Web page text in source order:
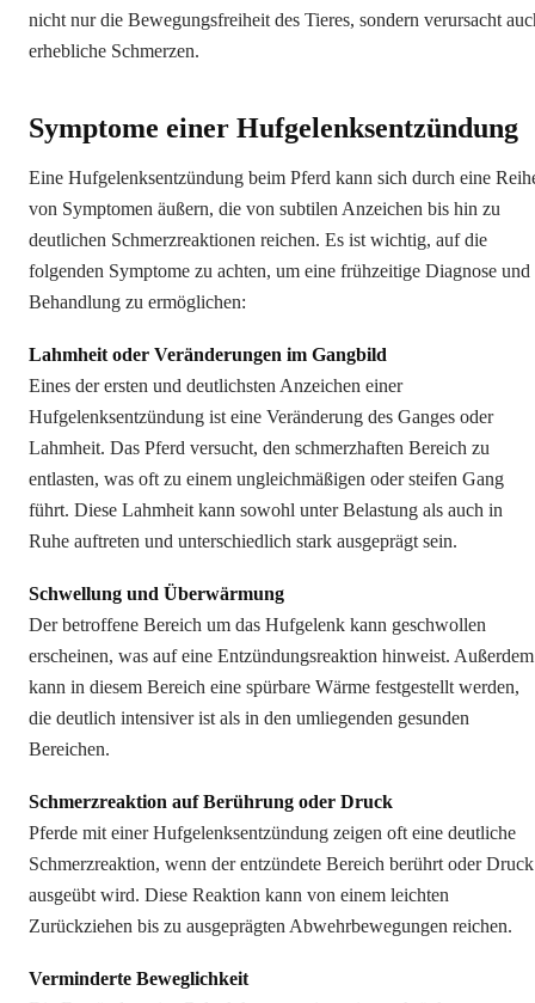
nicht nur die Bewegungsfreiheit des Tieres, sondern verursacht
erhebliche Schmerzen.
Symptome einer Hufgelenksentzündung
Eine Hufgelenksentzündung beim Pferd kann sich durch eine
von Symptomen äußern, die von subtilen Anzeichen bis hin zu
deutlichen Schmerzreaktionen reichen. Es ist wichtig, auf die
folgenden Symptome zu achten, um eine frühzeitige Diagnose und
Behandlung zu ermöglichen:
Lahmheit oder Veränderungen im Gangbild
Eines der ersten und deutlichsten Anzeichen einer
Hufgelenksentzündung ist eine Veränderung des Ganges oder
Lahmheit. Das Pferd versucht, den schmerzhaften Bereich zu
entlasten, was oft zu einem ungleichmäßigen oder steifen Gang
führt. Diese Lahmheit kann sowohl unter Belastung als auch in
Ruhe auftreten und unterschiedlich stark ausgeprägt sein.
Schwellung und Überwärmung
Der betroffene Bereich um das Hufgelenk kann geschwollen
erscheinen, was auf eine Entzündungsreaktion hinweist. Außerdem
kann in diesem Bereich eine spürbare Wärme festgestellt werden,
die deutlich intensiver ist als in den umliegenden gesunden
Bereichen.
Schmerzreaktion auf Berührung oder Druck
Pferde mit einer Hufgelenksentzündung zeigen oft eine deutliche
Schmerzreaktion, wenn der entzündete Bereich berührt oder Druck
ausgeübt wird. Diese Reaktion kann von einem leichten
Zurückziehen bis zu ausgeprägten Abwehrbewegungen reichen.
Verminderte Beweglichkeit